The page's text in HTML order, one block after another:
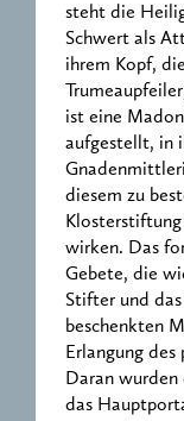
steht die
Schwert als
ihrem Kopf,
ist eine
aufgestellt, in
diesem zu
wirken. Das
Gebete, die
Stifter und
beschenkten
Erlangung des
Daran wurden
das